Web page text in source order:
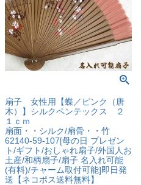
扇子 女性用【蝶／ピンク（唐
木）】シルクペンテックス ２
１ｃｍ
扇面・・シルク/扇骨・・竹
62140-59-107[母の日 プレゼン
ト/ギフト/おしゃれ扇子/外国人お
土産/和柄扇子/扇子 名入れ可能
(有料)/チャーム取付可能]即日発
送【ネコポス送料無料】